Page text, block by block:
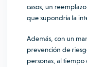
casos, un
que supondría la
Además, con un
prevención de
personas, al